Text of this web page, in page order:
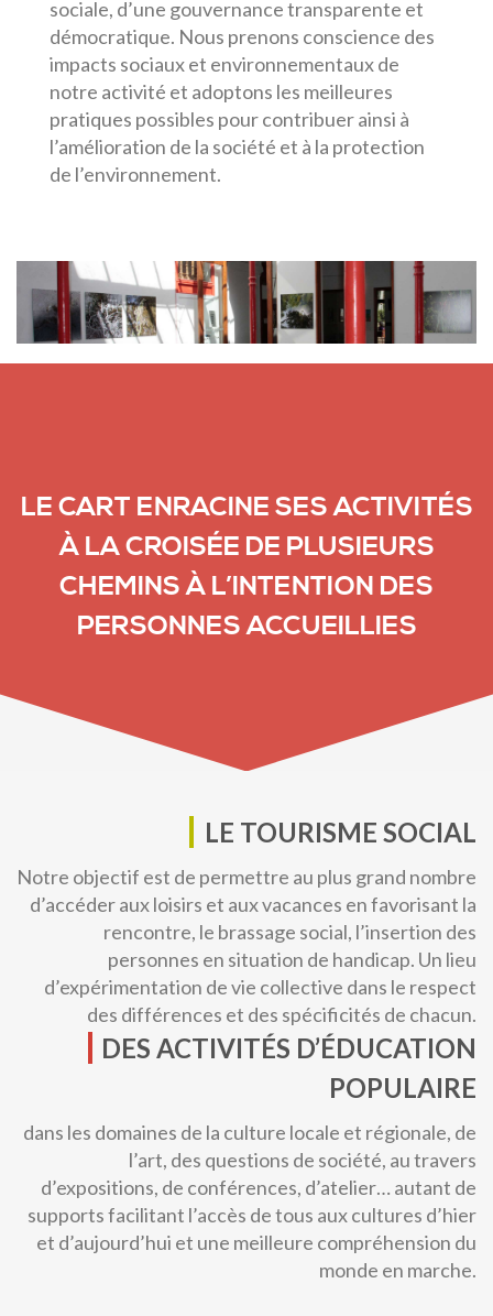
sociale, d’une gouvernance transparente et
démocratique. Nous prenons conscience des
impacts sociaux et environnementaux de
notre activité et adoptons les meilleures
pratiques possibles pour contribuer ainsi à
l’amélioration de la société et à la protection
de l’environnement.
LE CART ENRACINE SES ACTIVITÉS
À LA CROISÉE DE PLUSIEURS
CHEMINS À L’INTENTION DES
PERSONNES ACCUEILLIES
LE TOURISME SOCIAL
Notre objectif est de permettre au plus grand nombre
d’accéder aux loisirs et aux vacances en favorisant la
rencontre, le brassage social, l’insertion des
personnes en situation de handicap. Un lieu
d’expérimentation de vie collective dans le respect
des différences et des spécificités de chacun.
DES ACTIVITÉS D’ÉDUCATION
POPULAIRE
dans les domaines de la culture locale et régionale, de
l’art, des questions de société, au travers
d’expositions, de conférences, d’atelier… autant de
supports facilitant l’accès de tous aux cultures d’hier
et d’aujourd’hui et une meilleure compréhension du
monde en marche.